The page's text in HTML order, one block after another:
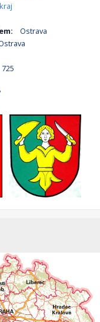
Ostrava
725